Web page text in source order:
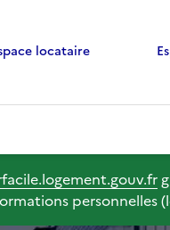
locataire
personnelles